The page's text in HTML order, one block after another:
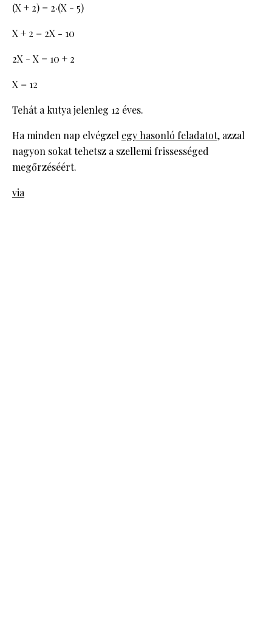
(X + 2) = 2·(X - 5)
X + 2 = 2X - 10
2X - X = 10 + 2
X = 12
Tehát a kutya jelenleg 12 éves.
Ha minden nap elvégzel egy hasonló feladatot, azzal
nagyon sokat tehetsz a szellemi frissességed
megőrzéséért.
via